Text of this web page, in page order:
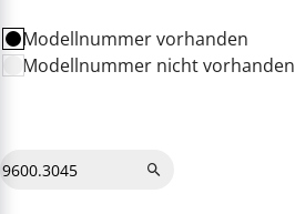
Modellnummer vorhanden
Modellnummer nicht vorhanden